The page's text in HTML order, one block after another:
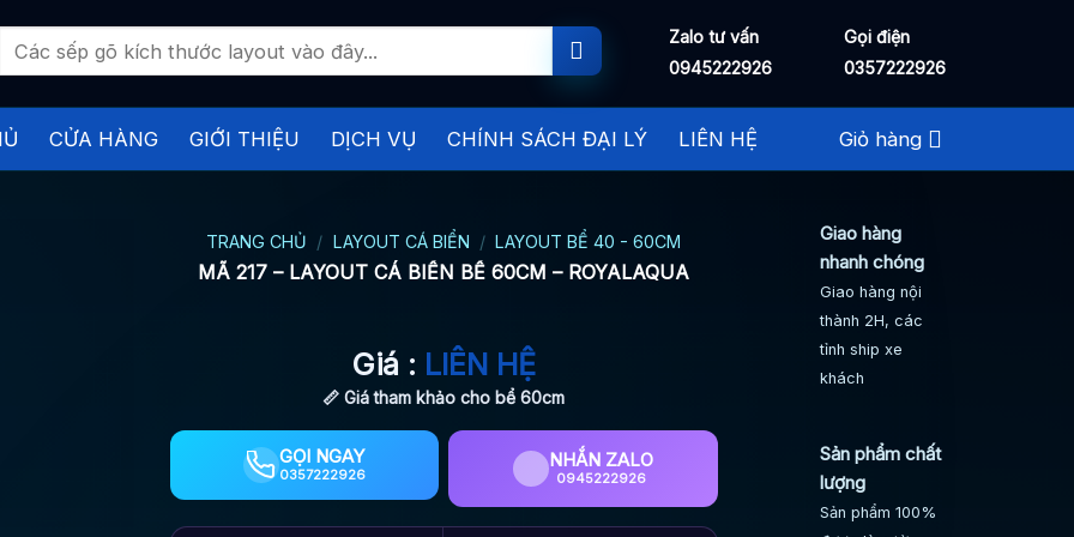
Zalo tư vấn
0945222926
Gọi điện
0357222926
CỬA HÀNG GIỚI THIỆU DỊCH VỤ CHÍNH SÁCH ĐẠI LÝ LIÊN HỆ Giỏ hàng
TRANG CHỦ / LAYOUT CÁ BIỂN / LAYOUT BỂ 40 - 60CM
MÃ 217 – LAYOUT CÁ BIỂN BỂ 60CM – ROYALAQUA
Giá : LIÊN HỆ
📏 Giá tham khảo cho bể 60cm
GỌI NGAY
0357222926
NHẮN ZALO
0945222926
Giao hàng
nhanh chóng
Giao hàng nội
thành 2H, các
tỉnh ship xe
khách
Sản phẩm chất
lượng
Sản phẩm 100%